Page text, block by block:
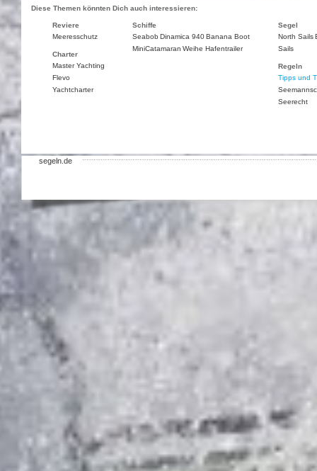
Diese Themen könnten Dich auch interessieren:
Reviere
Meeresschutz
Charter
Master Yachting
Flevo
Yachtcharter
Schiffe
Seabob Dinamica 940Banana Boot
MiniCatamaran Weihe Hafentrailer
Segel
North Sails
Sails
Regeln
Tipps und
Seerecht
segeln.de